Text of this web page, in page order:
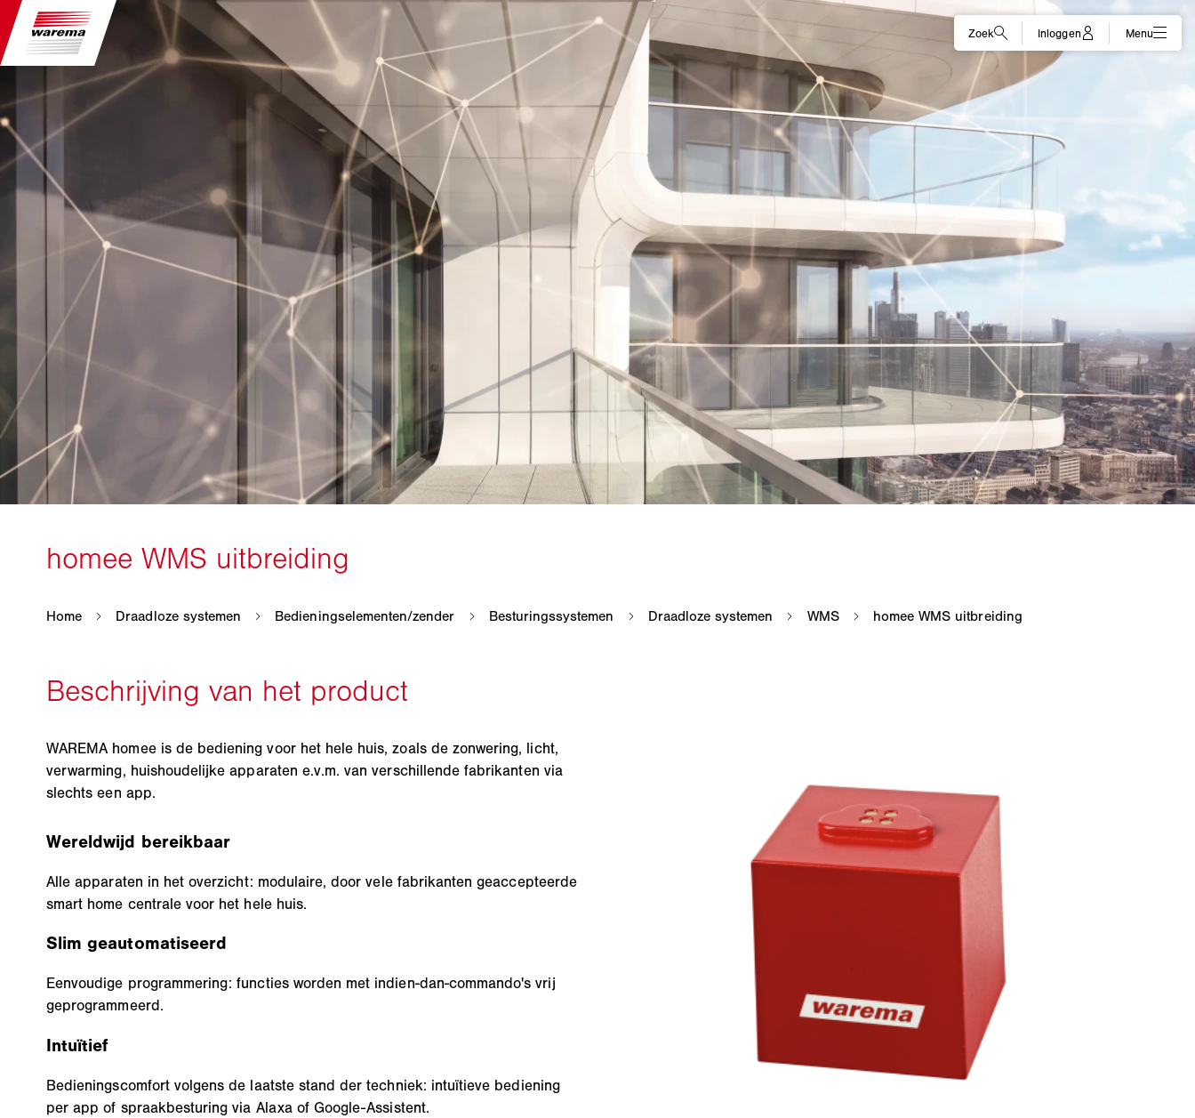
WAREMA homee is de bediening voor het hele huis, zoals de zonwering, licht,
verwarming, huishoudelijke apparaten e.v.m. van verschillende fabrikanten via
slechts een app.
Wereldwijd bereikbaar
Alle apparaten in het overzicht: modulaire, door vele fabrikanten geaccepteerde
smart home centrale voor het hele huis.
Slim geautomatiseerd
Eenvoudige programmering: functies worden met indien-dan-commando's vrij
geprogrammeerd.
Intuïtief
Bedieningscomfort volgens de laatste stand der techniek: intuïtieve bediening
per app of spraakbesturing via Alaxa of Google-Assistent.